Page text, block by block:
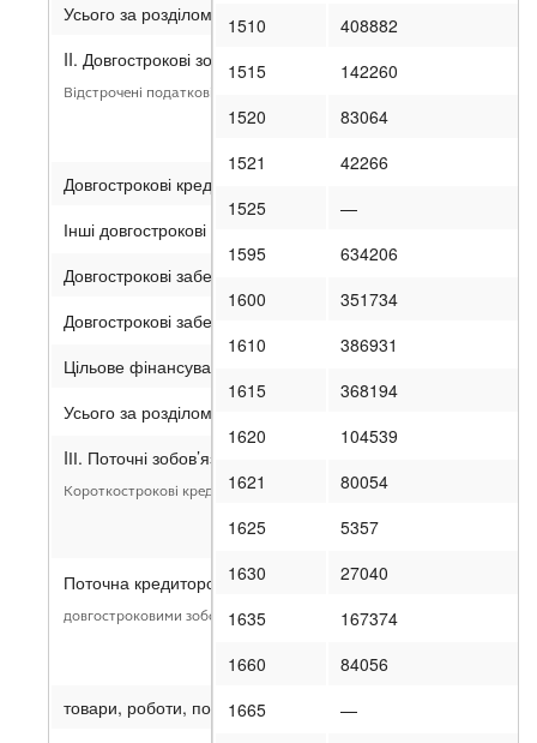
1510
408882
1515
142260
1520
83064
1521
42266
1525
—
1595
634206
1600
351734
1610
386931
1615
368194
1620
104539
1621
80054
1625
5357
1630
27040
1635
167374
1660
84056
1665
—
Усього за розділом I
II. Довгострокові зобов’язання і забезпечення
Відстрочені податкові зобов’язання
Довгострокові кредити банків
Інші довгострокові зобов’язання
Довгострокові забезпечення
Довгострокові забезпечення витрат персоналу
Цільове фінансування
Усього за розділом II
IІІ. Поточні зобов’язання і забезпечення
Короткострокові кредити банків
Поточна кредиторська заборгованість за:
довгостроковими зобов’язаннями
товари, роботи, послуги